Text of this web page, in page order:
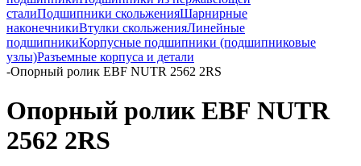
сталиПодшипники скольженияШарнирные
наконечникиВтулки скольженияЛинейные
подшипникиКорпусные подшипники (подшипниковые
узлы)Разъемные корпуса и детали
-Опорный ролик EBF NUTR 2562 2RS
Опорный ролик EBF NUTR
2562 2RS